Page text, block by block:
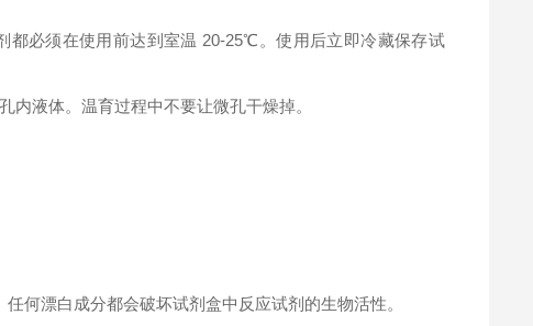
都必须在使用前达到室温 20-25℃。使用后立即冷藏保存试
液体。温育过程中不要让微孔干燥掉。
何漂白成分都会破坏试剂盒中反应试剂的生物活性。